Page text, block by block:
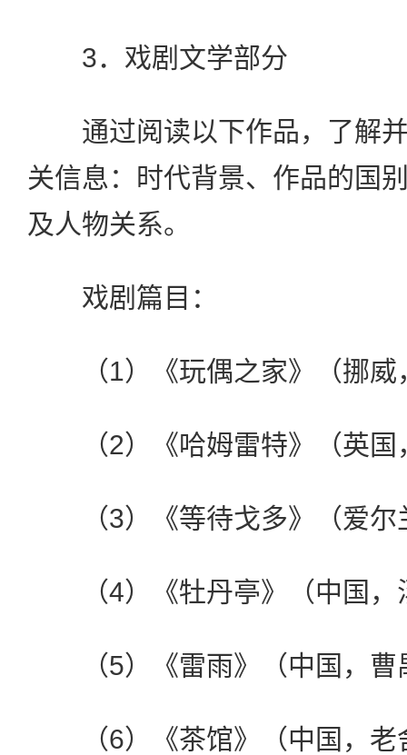
3．戏剧文学部分
通过阅读以下作品，了解并
关信息：时代背景、作品的国
及人物关系。
戏剧篇目：
（1）《玩偶之家》（挪威
（2）《哈姆雷特》（英国
（3）《等待戈多》（爱尔
（4）《牡丹亭》（中国，
（5）《雷雨》（中国，曹
（6）《茶馆》（中国，老